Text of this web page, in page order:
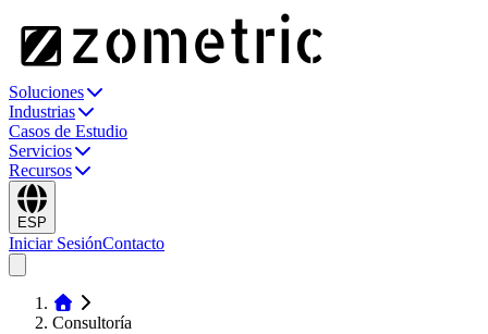
Soluciones
Industrias
Casos de Estudio
Servicios
Recursos
ESP
Iniciar SesiónContacto
Consultoría